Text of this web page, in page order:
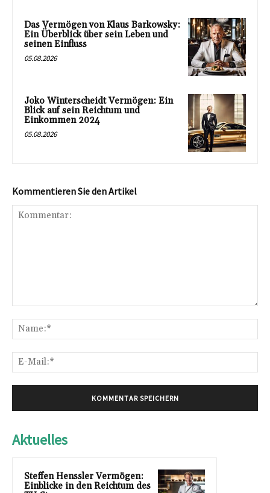
Das Vermögen von Klaus Barkowsky:
Ein Überblick über sein Leben und
seinen Einfluss
05.08.2026
Joko Winterscheidt Vermögen: Ein
Blick auf sein Reichtum und
Einkommen 2024
05.08.2026
Kommentieren Sie den Artikel
Aktuelles
Steffen Henssler Vermögen:
Einblicke in den Reichtum des